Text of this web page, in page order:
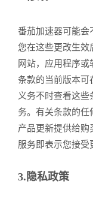
番茄加速器可能会
您在这些更改生效
网站，应用程序
条款的当前版本可
义务不时查看这些
务。有关条款的任
产品更新提供给购
服务即表示您接受
3.隐私政策